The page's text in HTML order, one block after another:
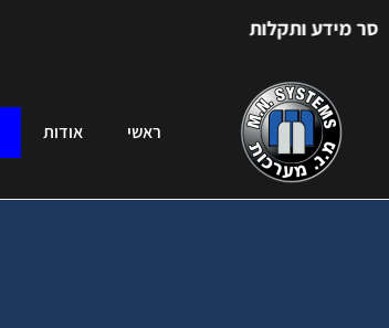
ראשי אודות